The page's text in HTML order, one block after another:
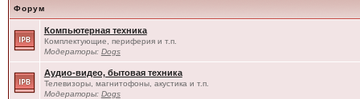
Форум
Компьютерная техника
Комплектующие, периферия и т.п.
Модераторы: Dogs
Аудио-видео, бытовая техника
Телевизоры, магнитофоны, акустика и т.п.
Модераторы: Dogs